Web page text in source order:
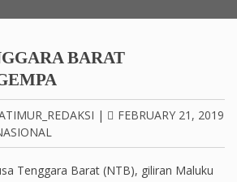
BARAT
|
FEBRUARY 21, 2019
Tenggara Barat (NTB), giliran Maluku